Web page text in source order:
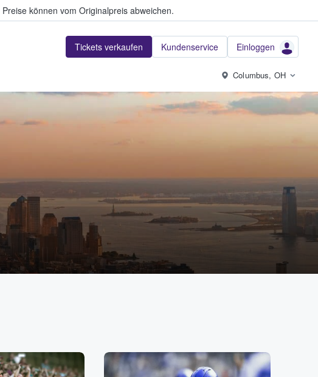
Preise können vom Originalpreis abweichen.
Tickets verkaufen Kundenservice Einloggen
Columbus, OH